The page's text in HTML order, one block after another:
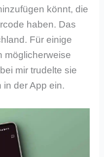
könnt, die
haben. Das
Für einige
möglicherweise
mir trudelte sie
in der App ein.